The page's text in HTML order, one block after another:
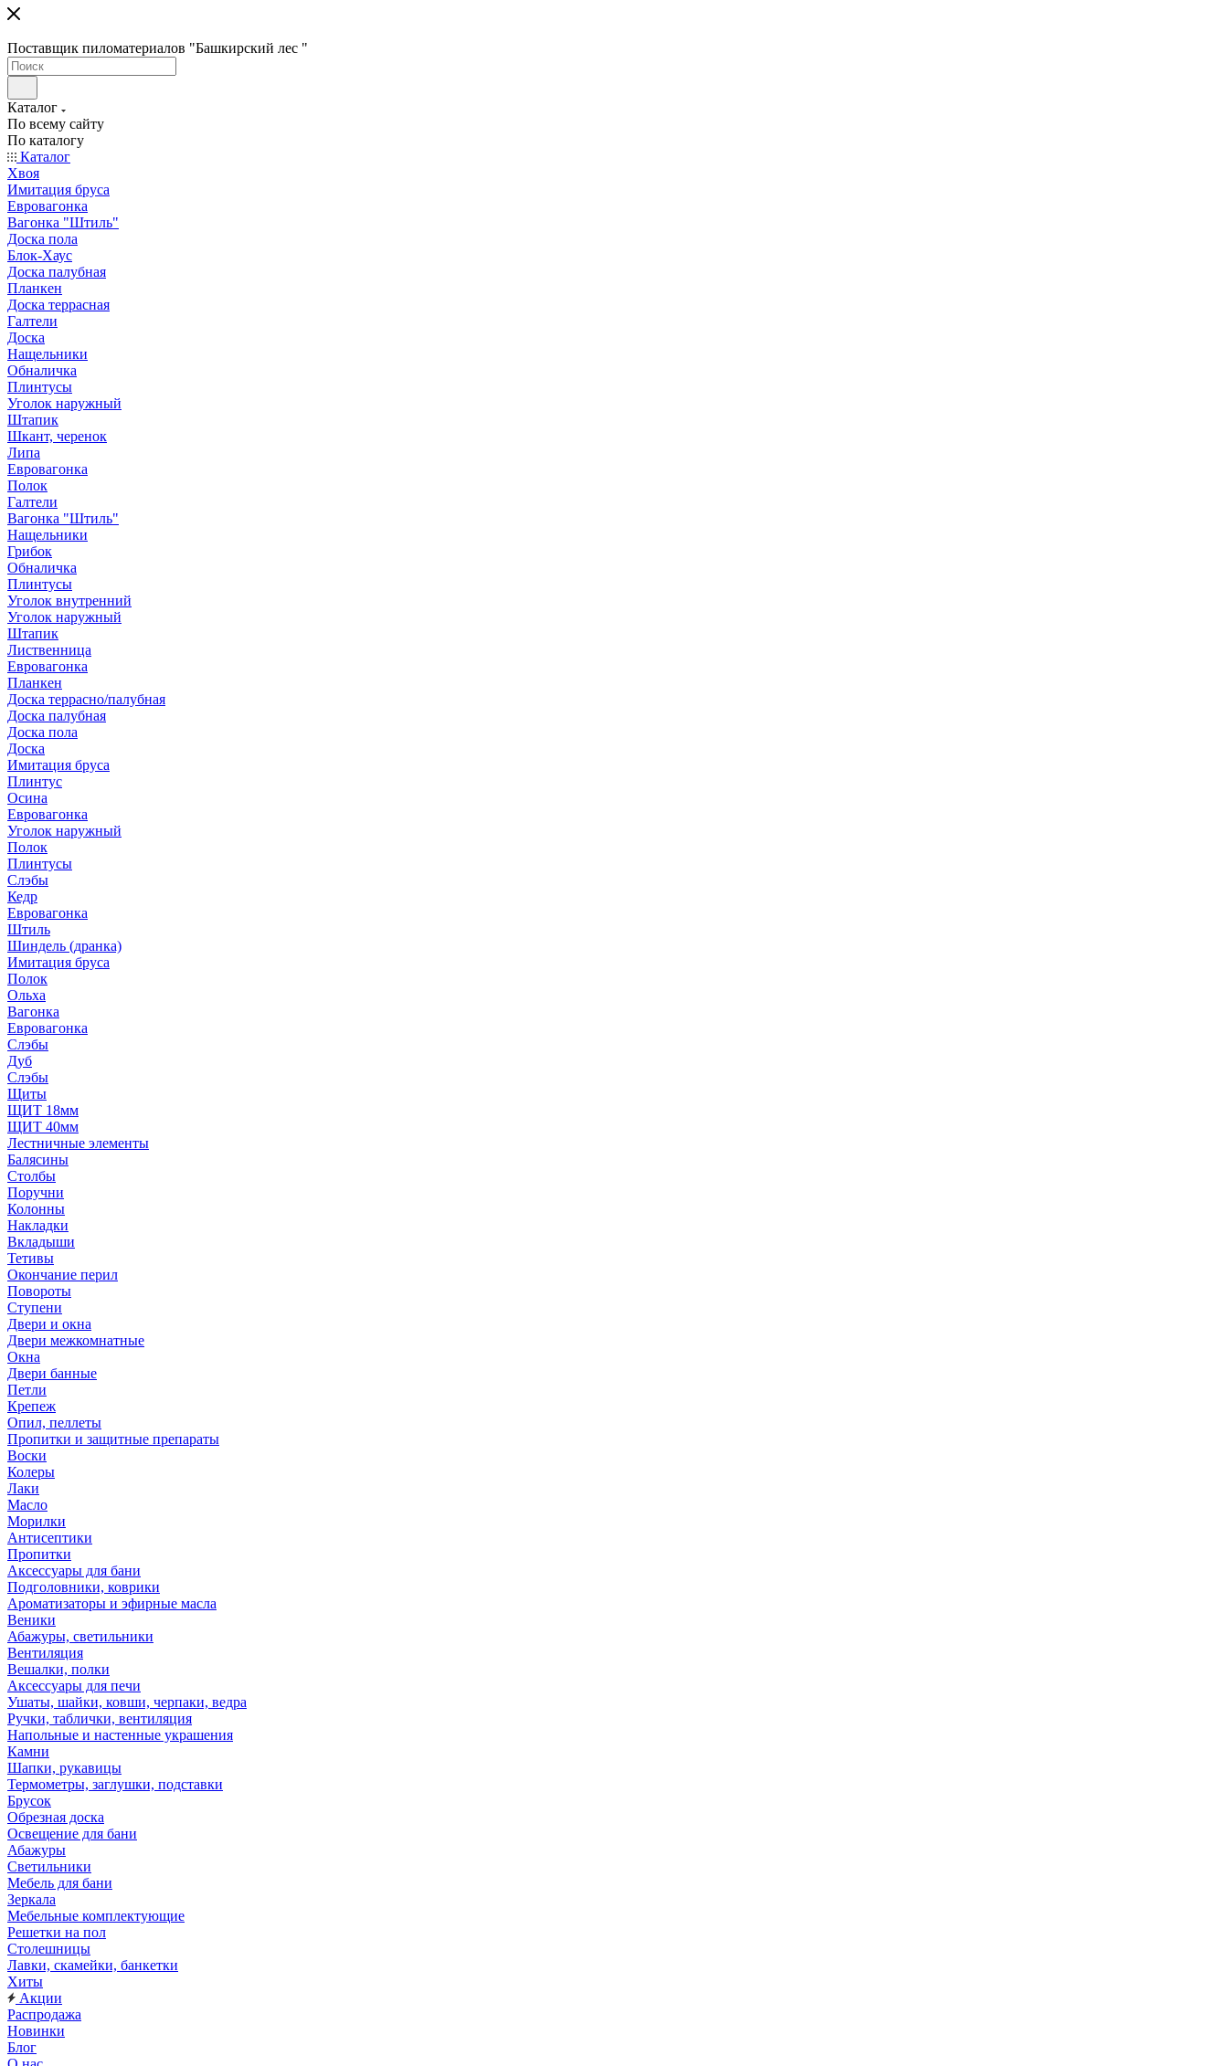
Поставщик пиломатериалов "Башкирский лес "
Каталог
По всему сайту
По каталогу
Каталог
Хвоя
Имитация бруса
Евровагонка
Вагонка "Штиль"
Доска пола
Блок-Хаус
Доска палубная
Планкен
Доска террасная
Галтели
Доска
Нащельники
Обналичка
Плинтусы
Уголок наружный
Штапик
Шкант, черенок
Липа
Евровагонка
Полок
Галтели
Вагонка "Штиль"
Нащельники
Грибок
Обналичка
Плинтусы
Уголок внутренний
Уголок наружный
Штапик
Лиственница
Евровагонка
Планкен
Доска террасно/палубная
Доска палубная
Доска пола
Доска
Имитация бруса
Плинтус
Осина
Евровагонка
Уголок наружный
Полок
Плинтусы
Слэбы
Кедр
Евровагонка
Штиль
Шиндель (дранка)
Имитация бруса
Полок
Ольха
Вагонка
Евровагонка
Слэбы
Дуб
Слэбы
Щиты
ЩИТ 18мм
ЩИТ 40мм
Лестничные элементы
Балясины
Столбы
Поручни
Колонны
Накладки
Вкладыши
Тетивы
Окончание перил
Повороты
Ступени
Двери и окна
Двери межкомнатные
Окна
Двери банные
Петли
Крепеж
Опил, пеллеты
Пропитки и защитные препараты
Воски
Колеры
Лаки
Масло
Морилки
Антисептики
Пропитки
Аксессуары для бани
Подголовники, коврики
Ароматизаторы и эфирные масла
Веники
Абажуры, светильники
Вентиляция
Вешалки, полки
Аксессуары для печи
Ушаты, шайки, ковши, черпаки, ведра
Ручки, таблички, вентиляция
Напольные и настенные украшения
Камни
Шапки, рукавицы
Термометры, заглушки, подставки
Брусок
Обрезная доска
Освещение для бани
Абажуры
Светильники
Мебель для бани
Зеркала
Мебельные комплектующие
Решетки на пол
Столешницы
Лавки, скамейки, банкетки
Хиты
Акции
Распродажа
Новинки
Блог